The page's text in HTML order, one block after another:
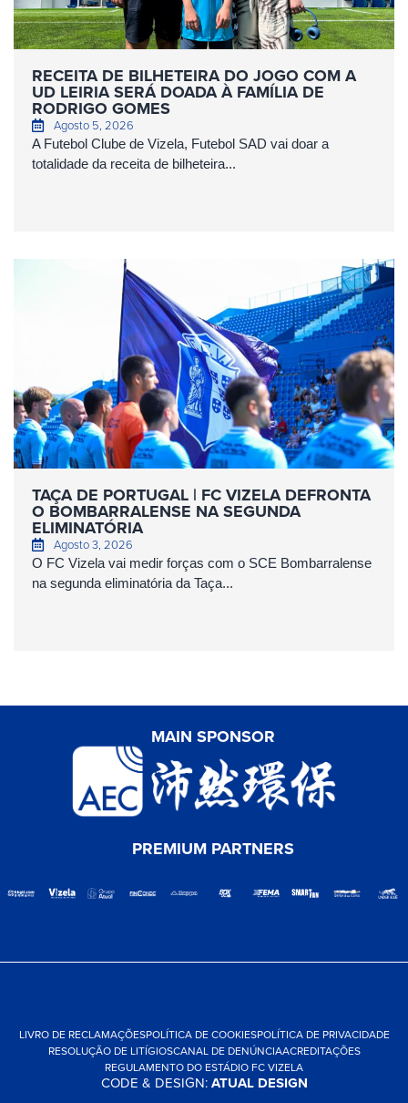
RECEITA DE BILHETEIRA DO JOGO COM A
UD LEIRIA SERÁ DOADA À FAMÍLIA DE
RODRIGO GOMES
Agosto 5, 2026
A Futebol Clube de Vizela, Futebol SAD vai doar a
totalidade da receita de bilheteira...
TAÇA DE PORTUGAL | FC VIZELA DEFRONTA
O BOMBARRALENSE NA SEGUNDA
ELIMINATÓRIA
Agosto 3, 2026
O FC Vizela vai medir forças com o SCE Bombarralense
na segunda eliminatória da Taça...
MAIN SPONSOR
PREMIUM PARTNERS
LIVRO DE RECLAMAÇÕESPOLÍTICA DE COOKIESPOLÍTICA DE PRIVACIDADE
RESOLUÇÃO DE LITÍGIOSCANAL DE DENÚNCIAACREDITAÇÕES
REGULAMENTO DO ESTÁDIO FC VIZELA
CODE & DESIGN:ATUAL DESIGN